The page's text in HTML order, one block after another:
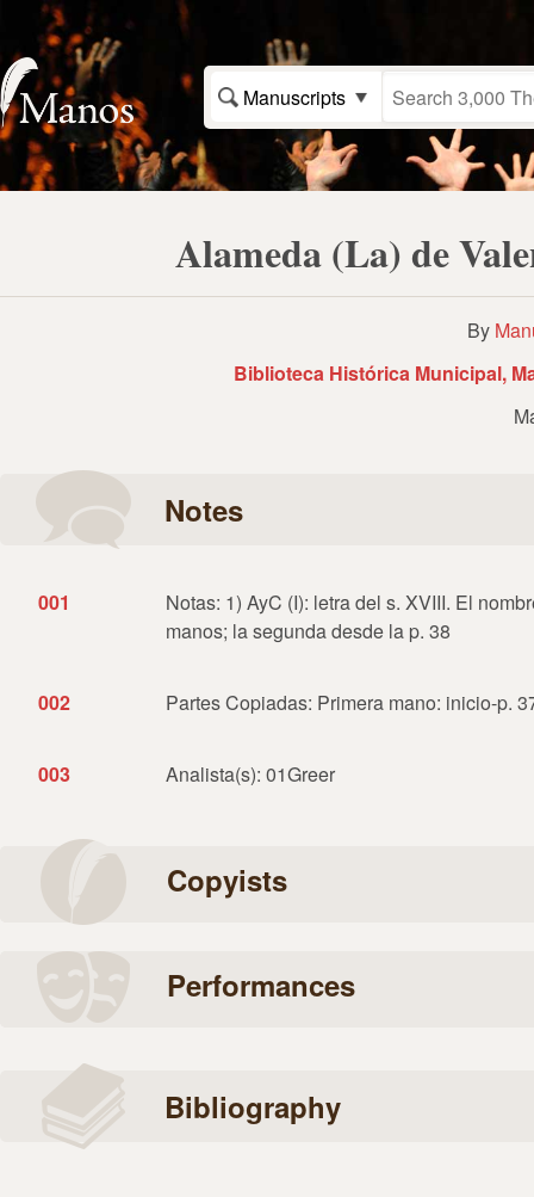
Manuscripts
Alameda (La) de
By
Biblioteca Histórica Municipal,
Notes
001
Notas: 1) AyC (I): letra del s. XVIII. El
manos; la segunda desde la p. 38
002 Partes Copiadas: Primera mano: inicio-p.
003 Analista(s): 01Greer
Copyists
Performances
Bibliography